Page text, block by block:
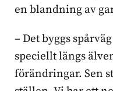
en blandning av
– Det byggs
speciellt längs
förändringar. Sen